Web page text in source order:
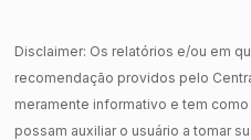
Disclaimer: Os relatórios e/ou em
recomendação providos pelo
meramente informativo e tem
possam auxiliar o usuário a tomar